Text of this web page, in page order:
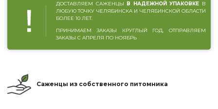
ДОСТАВЛЯЕМ САЖЕНЦЫ В НАДЕЖНОЙ УПАКОВКЕ В
ЛЮБУЮ ТОЧКУ ЧЕЛЯБИНСКА И ЧЕЛЯБИНСКОЙ ОБЛАСТИ
БОЛЕЕ 10 ЛЕТ.
ПРИНИМАЕМ ЗАКАЗЫ КРУГЛЫЙ ГОД, ОТПРАВЛЯЕМ
ЗАКАЗЫ С АПРЕЛЯ ПО НОЯБРЬ
Саженцы из собственного питомника